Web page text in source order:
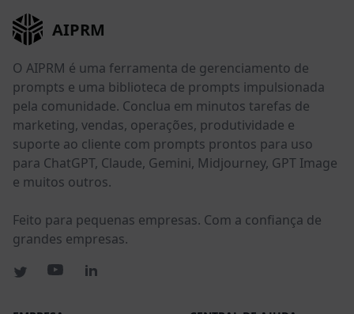
AIPRM
O AIPRM é uma ferramenta de gerenciamento de
prompts e uma biblioteca de prompts impulsionada
pela comunidade. Conclua em minutos tarefas de
marketing, vendas, operações, produtividade e
suporte ao cliente com prompts prontos para uso
para ChatGPT, Claude, Gemini, Midjourney, GPT Image
e muitos outros.
Feito para pequenas empresas. Com a confiança de
grandes empresas.